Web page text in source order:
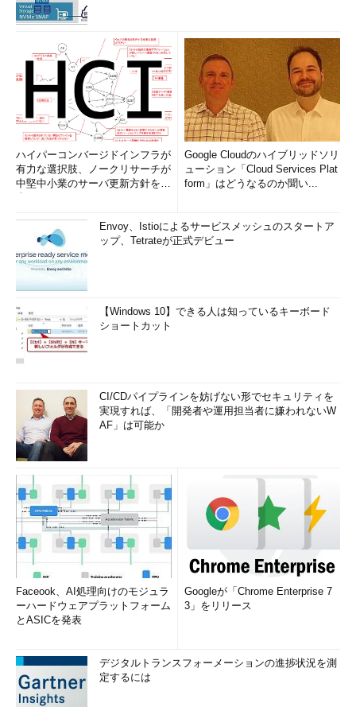
ハイパーコンバージドインフラが
有力な選択肢、ノークリサーチが
中堅中小業のサーバ更新方針を調
Google Cloudのハイブリッドソリ
ューション「Cloud Services Plat
form」はどうなるのか聞い...
Envoy、Istioによるサービスメッシュのスタートア
ップ、Tetrateが正式デビュー
【Windows 10】できる人は知っているキーボード
ショートカット
CI/CDパイプラインを妨げない形でセキュリティを
実現すれば、「開発者や運用担当者に嫌われないW
AF」は可能か
Faceook、AI処理向けのモジュラ
ーハードウェアプラットフォーム
とASICを発表
Googleが「Chrome Enterprise 7
3」をリリース
デジタルトランスフォーメーションの進捗状況を測
定するには